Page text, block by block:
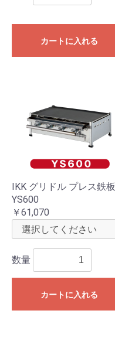
カートに入れる
IKK グリドル プレス鉄板
YS600
￥61,070
数量
カートに入れる